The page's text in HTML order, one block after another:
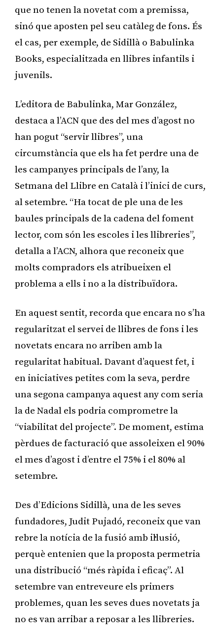
que no tenen la novetat com a premissa,
sinó que aposten pel seu catàleg de fons. És
el cas, per exemple, de Sidillà o Babulinka
Books, especialitzada en llibres infantils i
juvenils.
L’editora de Babulinka, Mar González,
destaca a l’ACN que des del mes d’agost no
han pogut “servir llibres”, una
circumstància que els ha fet perdre una de
les campanyes principals de l’any, la
Setmana del Llibre en Català i l’inici de curs,
al setembre. “Ha tocat de ple una de les
baules principals de la cadena del foment
lector, com són les escoles i les llibreries”,
detalla a l’ACN, alhora que reconeix que
molts compradors els atribueixen el
problema a ells i no a la distribuïdora.
En aquest sentit, recorda que encara no s’ha
regularitzat el servei de llibres de fons i les
novetats encara no arriben amb la
regularitat habitual. Davant d’aquest fet, i
en iniciatives petites com la seva, perdre
una segona campanya aquest any com seria
la de Nadal els podria comprometre la
“viabilitat del projecte”. De moment, estima
pèrdues de facturació que assoleixen el 90%
el mes d’agost i d’entre el 75% i el 80% al
setembre.
Des d’Edicions Sidillà, una de les seves
fundadores, Judit Pujadó, reconeix que van
rebre la notícia de la fusió amb il·lusió,
perquè entenien que la proposta permetria
una distribució “més ràpida i eficaç”. Al
setembre van entreveure els primers
problemes, quan les seves dues novetats ja
no es van arribar a reposar a les llibreries.